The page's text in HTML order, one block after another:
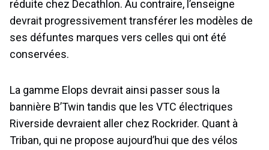
réduite chez Decathlon. Au contraire, l’enseigne
devrait progressivement transférer les modèles de
ses défuntes marques vers celles qui ont été
conservées.
La gamme Elops devrait ainsi passer sous la
bannière B’Twin tandis que les VTC électriques
Riverside devraient aller chez Rockrider. Quant à
Triban, qui ne propose aujourd’hui que des vélos